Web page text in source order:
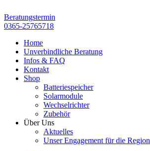
Inhalt
springen
Beratungstermin
0365-25765718
Home
Unverbindliche Beratung
Infos & FAQ
Kontakt
Shop
Batteriespeicher
Solarmodule
Wechselrichter
Zubehör
Über Uns
Aktuelles
Unser Engagement für die Region